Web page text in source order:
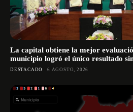
La capital obtiene la mejor
municipio logró el único resultado
DESTACADO 6 AGOSTO, 2026